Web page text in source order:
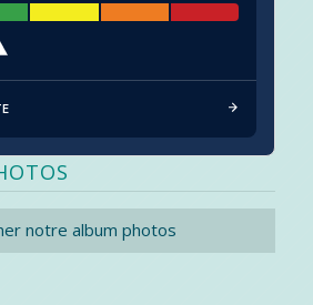
notre album photos